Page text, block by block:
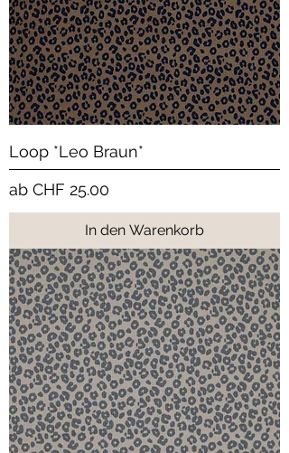
Loop *Leo Braun*
ab CHF 25.00
Sale-Preis
In den Warenkorb